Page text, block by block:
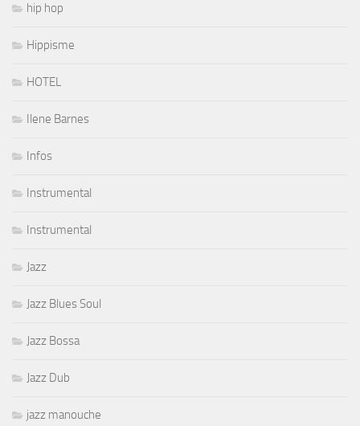
hip hop
Hippisme
HOTEL
Ilene Barnes
Infos
Instrumental
Instrumental
Jazz
Jazz Blues Soul
Jazz Bossa
Jazz Dub
jazz manouche